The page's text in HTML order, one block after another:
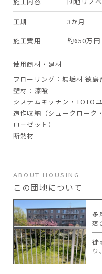
工期 3か月
施工費用 約650万円
使用商材・建材
フローリング：無垢材 徳島
壁材：漆喰
システムキッチン・TOTO
造作収納（シュークローク
ローゼット）
断熱材
ABOUT HOUSING
この団地について
多
落
徒
り